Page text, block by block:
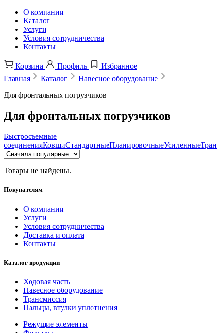
О компании
Каталог
Услуги
Условия сотрудничества
Контакты
Корзина Профиль
Избранное
Главная
Каталог
Навесное оборудование
Для фронтальных погрузчиков
Для фронтальных погрузчиков
Быстросъемные
соединенияКовшиСтандартныеПланировочныеУсиленные
Товары не найдены.
Покупателям
О компании
Услуги
Условия сотрудничества
Доставка и оплата
Контакты
Каталог продукции
Ходовая часть
Навесное оборудование
Трансмиссия
Пальцы, втулки уплотнения
Режущие элементы